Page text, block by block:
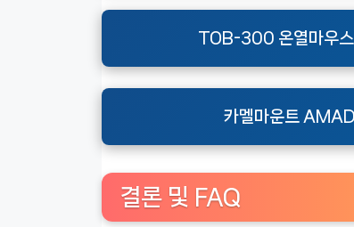
TOB-300 온열마우스
카멜마운트
결론 및 FAQ